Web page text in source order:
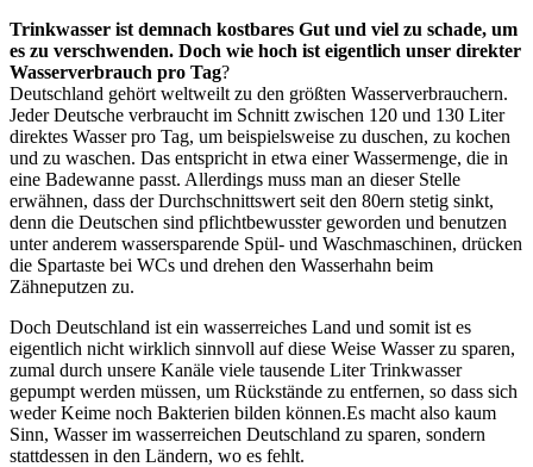
Trinkwasser ist demnach kostbares Gut und viel zu schade, um
es zu verschwenden. Doch wie hoch ist eigentlich unser direkter
Wasserverbrauch pro Tag?
Deutschland gehört weltweilt zu den größten Wasserverbrauchern.
Jeder Deutsche verbraucht im Schnitt zwischen 120 und 130 Liter
direktes Wasser pro Tag, um beispielsweise zu duschen, zu kochen
und zu waschen. Das entspricht in etwa einer Wassermenge, die in
eine Badewanne passt. Allerdings muss man an dieser Stelle
erwähnen, dass der Durchschnittswert seit den 80ern stetig sinkt,
denn die Deutschen sind pflichtbewusster geworden und benutzen
unter anderem wassersparende Spül- und Waschmaschinen, drücken
die Spartaste bei WCs und drehen den Wasserhahn beim
Zähneputzen zu.
Doch Deutschland ist ein wasserreiches Land und somit ist es
eigentlich nicht wirklich sinnvoll auf diese Weise Wasser zu sparen,
zumal durch unsere Kanäle viele tausende Liter Trinkwasser
gepumpt werden müssen, um Rückstände zu entfernen, so dass sich
weder Keime noch Bakterien bilden können.Es macht also kaum
Sinn, Wasser im wasserreichen Deutschland zu sparen, sondern
stattdessen in den Ländern, wo es fehlt.